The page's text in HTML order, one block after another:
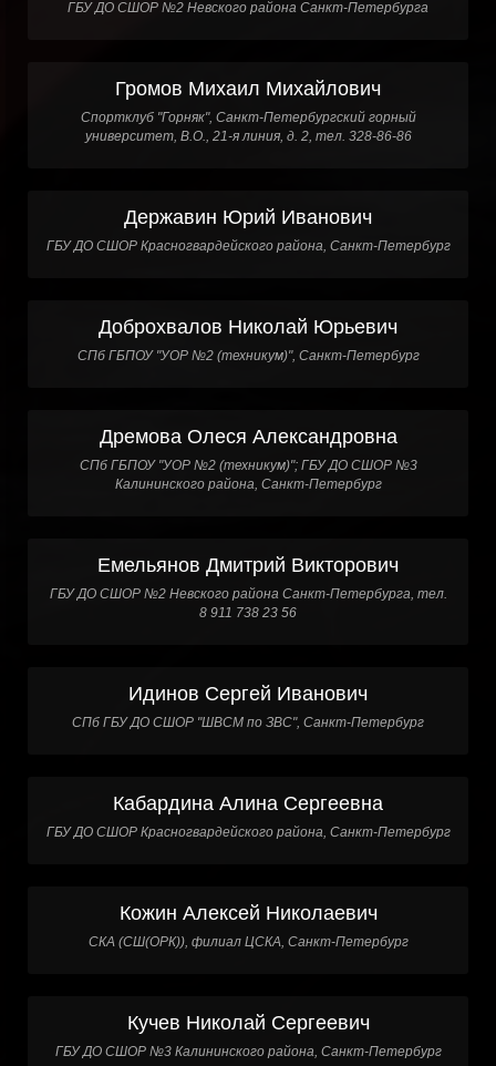
ГБУ ДО СШОР №2 Невского района Санкт-Петербурга
Громов Михаил Михайлович
Спортклуб "Горняк", Санкт-Петербургский горный
университет, В.О., 21-я линия, д. 2, тел. 328-86-86
Державин Юрий Иванович
ГБУ ДО СШОР Красногвардейского района, Санкт-Петербург
Доброхвалов Николай Юрьевич
СПб ГБПОУ "УОР №2 (техникум)", Санкт-Петербург
Дремова Олеся Александровна
СПб ГБПОУ "УОР №2 (техникум)"; ГБУ ДО СШОР №3
Калининского района, Санкт-Петербург
Емельянов Дмитрий Викторович
ГБУ ДО СШОР №2 Невского района Санкт-Петербурга, тел.
8 911 738 23 56
Идинов Сергей Иванович
СПб ГБУ ДО СШОР "ШВСМ по ЗВС", Санкт-Петербург
Кабардина Алина Сергеевна
ГБУ ДО СШОР Красногвардейского района, Санкт-Петербург
Кожин Алексей Николаевич
СКА (СШ(ОРК)), филиал ЦСКА, Санкт-Петербург
Кучев Николай Сергеевич
ГБУ ДО СШОР №3 Калининского района, Санкт-Петербург